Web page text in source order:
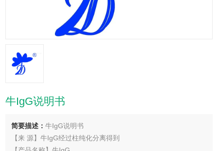
牛IgG说明书
简要描述：牛IgG说明书
【来 源】牛IgG经过柱纯化分离得到